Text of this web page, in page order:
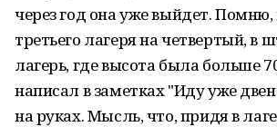
через год она уже выйдет.
третьего лагеря на четвертый, в
лагерь, где высота была больше
написал в заметках "Иду уже
на руках. Мысль, что, придя в